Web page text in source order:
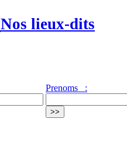
Nos lieux-dits
Prenoms :